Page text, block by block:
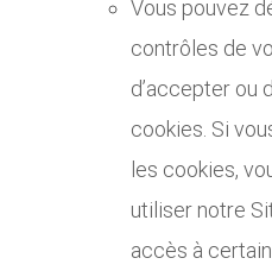
Vous pouvez
contrôles de
d’accepter ou
cookies. Si
les cookies,
utiliser notre
accès à